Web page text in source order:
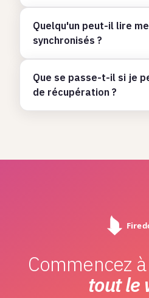
Quelqu'un peut-il lire
synchronisés ?
Que se passe-t-il si je
de récupération ?
Commencez
tout le